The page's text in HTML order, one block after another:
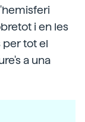
i en les
per tot el
a una